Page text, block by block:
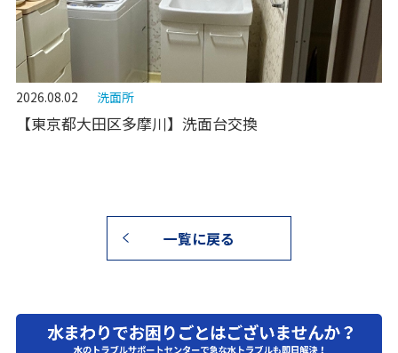
2026.08.02 洗面所
【東京都大田区多摩川】洗面台交換
一覧に戻る